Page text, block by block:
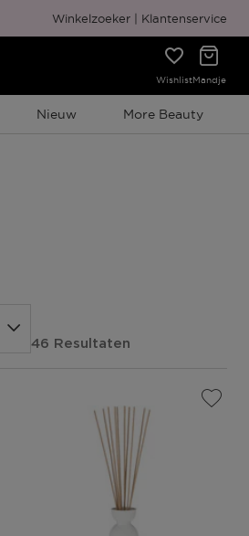
Winkelzoeker Klantenservice
WishlistMandje
Nieuw More Beauty
46 Resultaten